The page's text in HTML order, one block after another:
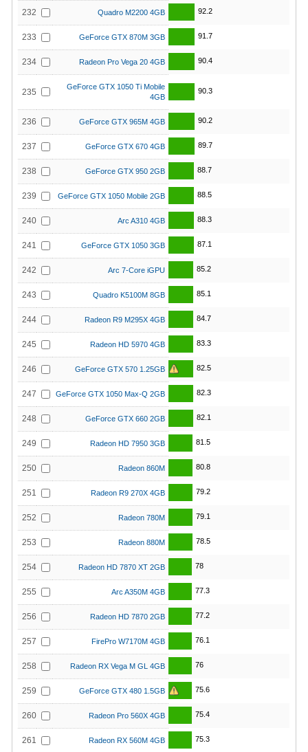
232 Quadro M2200 4GB 92.2
233 GeForce GTX 870M 3GB 91.7
234 Radeon Pro Vega 20 4GB 90.4
235
GeForce GTX 1050 Ti Mobile
4GB
90.3
236 GeForce GTX 965M 4GB 90.2
237 GeForce GTX 670 4GB 89.7
238 GeForce GTX 950 2GB 88.7
239 GeForce GTX 1050 Mobile 2GB 88.5
240 Arc A310 4GB 88.3
241 GeForce GTX 1050 3GB 87.1
242 Arc 7-Core iGPU 85.2
243 Quadro K5100M 8GB 85.1
244 Radeon R9 M295X 4GB 84.7
245 Radeon HD 5970 4GB 83.3
246 GeForce GTX 570 1.25GB 82.5
247 GeForce GTX 1050 Max-Q 2GB 82.3
248 GeForce GTX 660 2GB 82.1
249 Radeon HD 7950 3GB 81.5
250 Radeon 860M 80.8
251 Radeon R9 270X 4GB 79.2
252 Radeon 780M 79.1
253 Radeon 880M 78.5
254 Radeon HD 7870 XT 2GB 78
255 Arc A350M 4GB 77.3
256 Radeon HD 7870 2GB 77.2
257 FirePro W7170M 4GB 76.1
258 Radeon RX Vega M GL 4GB 76
259 GeForce GTX 480 1.5GB 75.6
260 Radeon Pro 560X 4GB 75.4
261 Radeon RX 560M 4GB 75.3